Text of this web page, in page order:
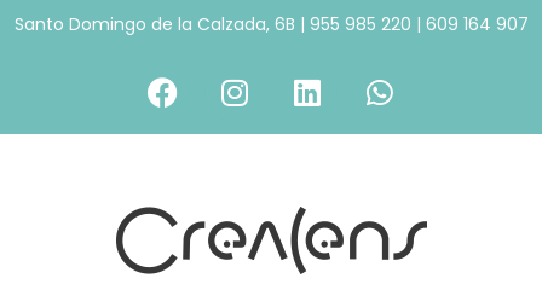
Santo Domingo de la Calzada, 6B | 955 985 220 | 609 164 907